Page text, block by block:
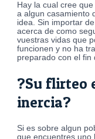
Hay la cual cree
a algun casamiento
idea. Sin importar
acerca de como
vuestras vidas que
funcionen y no ha
preparado con el fin
?Su flirteo
inercia?
Si es sobre algun
que encuentres uno